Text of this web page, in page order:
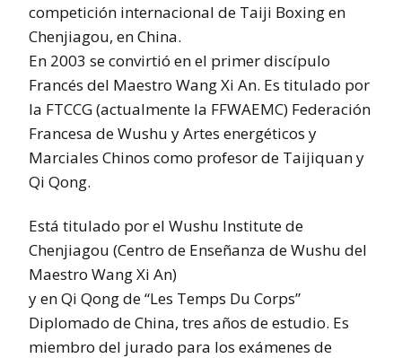
competición internacional de Taiji Boxing en
Chenjiagou, en China.
En 2003 se convirtió en el primer discípulo
Francés del Maestro Wang Xi An. Es titulado por
la FTCCG (actualmente la FFWAEMC) Federación
Francesa de Wushu y Artes energéticos y
Marciales Chinos como profesor de Taijiquan y
Qi Qong.
Está titulado por el Wushu Institute de
Chenjiagou (Centro de Enseñanza de Wushu del
Maestro Wang Xi An)
y en Qi Qong de “Les Temps Du Corps”
Diplomado de China, tres años de estudio. Es
miembro del jurado para los exámenes de